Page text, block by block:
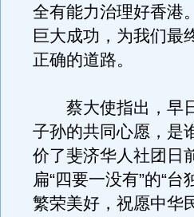
全有能力治理好香港
巨大成功，为我们最
正确的道路。
蔡大使指出，早日
子孙的共同心愿，是
价了斐济华人社团日
扁“四要一没有”的“
繁荣美好，祝愿中华